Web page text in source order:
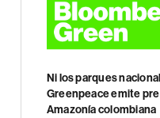
Ni los parques
Greenpeace emite
Amazonía colombiana